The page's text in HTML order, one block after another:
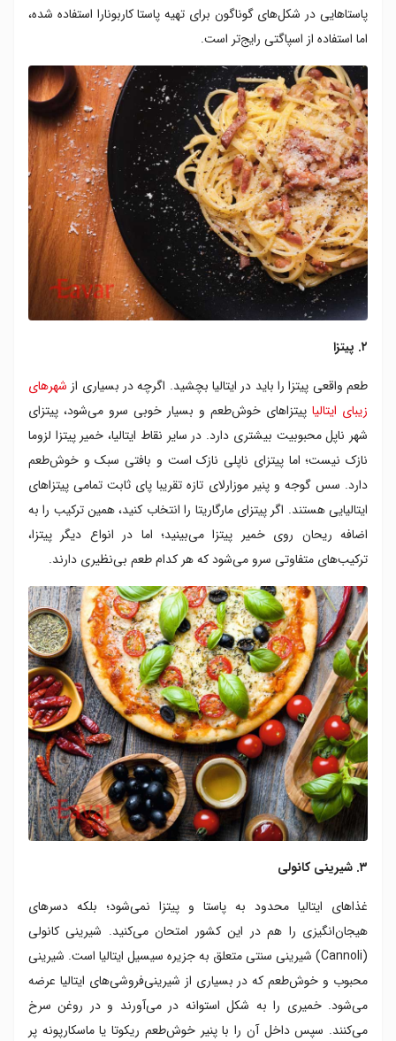
پاستاهایی در شکل‌های گوناگون برای تهیه پاستا کاربونارا استفاده شده،
اما استفاده از اسپاگتی رایج‌تر است.
۲. پیتزا
طعم واقعی پیتزا را باید در ایتالیا بچشید. اگرچه در بسیاری از شهرهای
زیبای ایتالیا پیتزاهای خوش‌طعم و بسیار خوبی سرو می‌شود، پیتزای
شهر ناپل محبوبیت بیشتری دارد. در سایر نقاط ایتالیا، خمیر پیتزا لزوما
نازک نیست؛ اما پیتزای ناپلی نازک است و بافتی سبک و خوش‌طعم
دارد. سس گوجه و پنیر موزارلای تازه تقریبا پای ثابت تمامی پیتزاهای
ایتالیایی هستند. اگر پیتزای مارگاریتا را انتخاب کنید، همین ترکیب را به
اضافه ریحان روی خمیر پیتزا می‌بینید؛ اما در انواع دیگر پیتزا،
ترکیب‌های متفاوتی سرو می‌شود که هر کدام طعم بی‌نظیری دارند.
۳. شیرینی کانولی
غذاهای ایتالیا محدود به پاستا و پیتزا نمی‌شود؛ بلکه دسرهای
هیجان‌انگیزی را هم در این کشور امتحان می‌کنید. شیرینی کانولی
(Cannoli) شیرینی سنتی متعلق به جزیره سیسیل ایتالیا است. شیرینی
محبوب و خوش‌طعم که در بسیاری از شیرینی‌فروشی‌های ایتالیا عرضه
می‌شود. خمیری را به شکل استوانه در می‌آورند و در روغن سرخ
می‌کنند. سپس داخل آن را با پنیر خوش‌طعم ریکوتا یا ماسکارپونه پر